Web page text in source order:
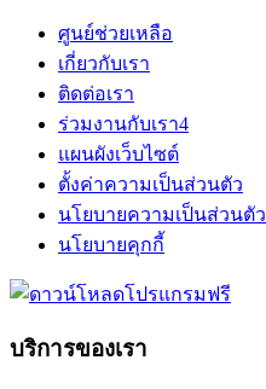
ศูนย์ช่วยเหลือ
เกี่ยวกับเรา
ติดต่อเรา
ร่วมงานกับเรา4
แผนผังเว็บไซต์
ตั้งค่าความเป็นส่วนตัว
นโยบายความเป็นส่วนตัว
นโยบายคุกกี้
บริการของเรา